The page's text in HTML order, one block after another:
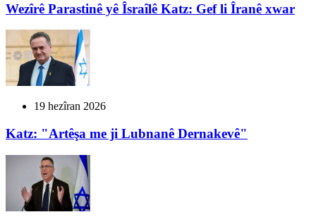
Wezîrê Parastinê yê Îsraîlê Katz: Gef li Îranê xwar
19 hezîran 2026
Katz: "Artêşa me ji Lubnanê Dernakevê"